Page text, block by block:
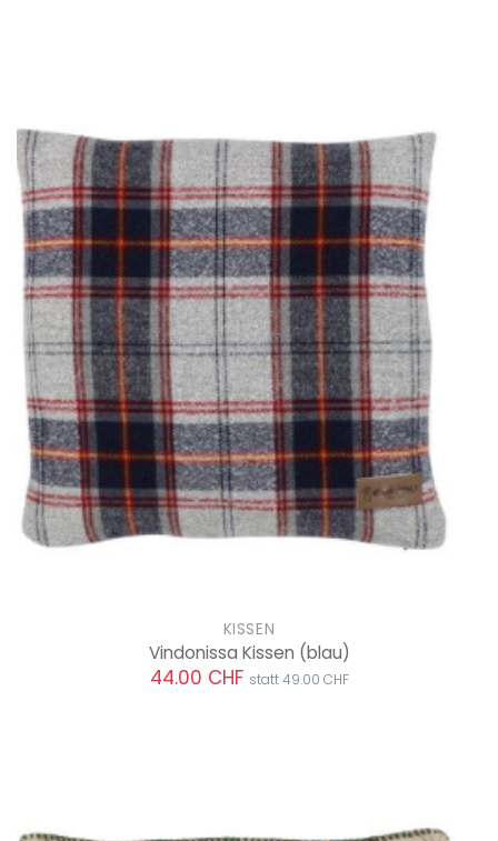
KISSEN
Vindonissa Kissen (blau)
44.00 CHF statt 49.00 CHF